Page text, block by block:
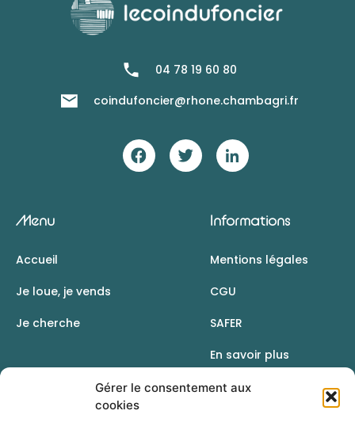
Gérer le consentement aux
cookies
04 78 19 60 80
coindufoncier@rhone.chambagri.fr
Menu
Accueil
Je loue, je vends
Je cherche
Informations
Mentions légales
CGU
SAFER
En savoir plus
Contact